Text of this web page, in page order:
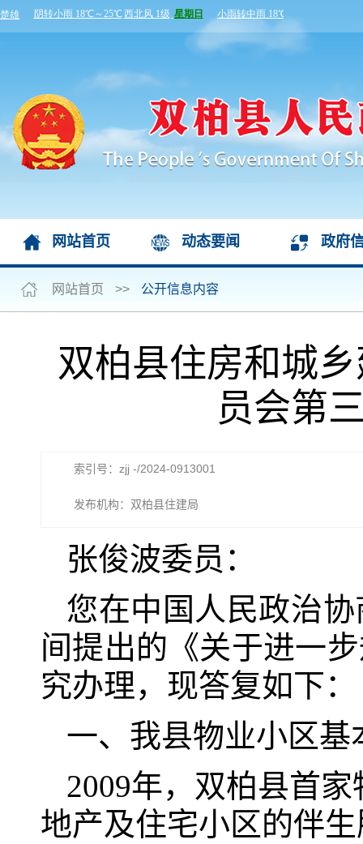
网站首页 动态要闻 政府
网站首页 >> 公开信息内容
双柏县住房和城
员会第
索引号：zjj -/2024-0913001
发布机构：双柏县住建局
张俊波委员：
您在中国人民政治
间提出的《关于进一
究办理，现答复如下：
一、我县物业小区基
2009年，双柏县首
地产及住宅小区的伴